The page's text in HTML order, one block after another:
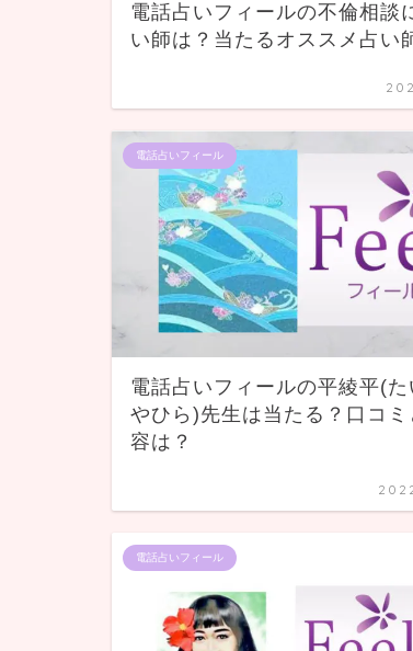
電話占いフィールの不倫相談
い師は？当たるオススメ占い
電話占いフィール
電話占いフィールの平綾平(た
やひら)先生は当たる？口コミ
容は？
電話占いフィール